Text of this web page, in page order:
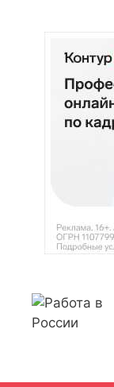
содержимому